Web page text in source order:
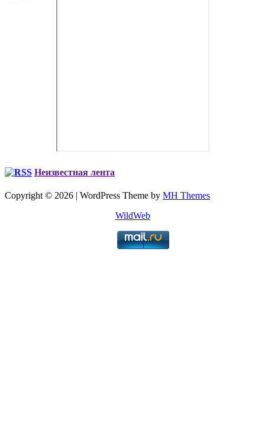
Неизвестная лента
Copyright © 2026 | WordPress Theme by MH Themes
WildWeb